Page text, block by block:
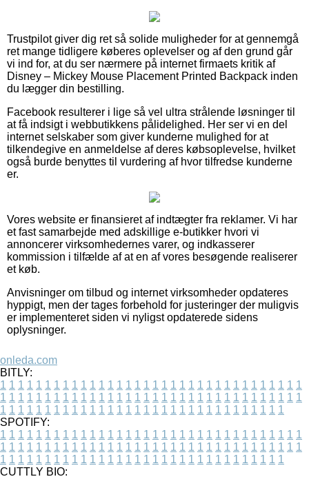
Trustpilot giver dig ret så solide muligheder for at gennemgå
ret mange tidligere køberes oplevelser og af den grund går
vi ind for, at du ser nærmere på internet firmaets kritik af
Disney – Mickey Mouse Placement Printed Backpack inden
du lægger din bestilling.
Facebook resulterer i lige så vel ultra strålende løsninger til
at få indsigt i webbutikkens pålidelighed. Her ser vi en del
internet selskaber som giver kunderne mulighed for at
tilkendegive en anmeldelse af deres købsoplevelse, hvilket
også burde benyttes til vurdering af hvor tilfredse kunderne
er.
Vores website er finansieret af indtægter fra reklamer. Vi har
et fast samarbejde med adskillige e-butikker hvori vi
annoncerer virksomhedernes varer, og indkasserer
kommission i tilfælde af at en af vores besøgende realiserer
et køb.
Anvisninger om tilbud og internet virksomheder opdateres
hyppigt, men der tages forbehold for justeringer der muligvis
er implementeret siden vi nyligst opdaterede sidens
oplysninger.
onleda.com
BITLY:
1 1 1 1 1 1 1 1 1 1 1 1 1 1 1 1 1 1 1 1 1 1 1 1 1 1 1 1 1 1 1 1 1 1
1 1 1 1 1 1 1 1 1 1 1 1 1 1 1 1 1 1 1 1 1 1 1 1 1 1 1 1 1 1 1 1 1 1
1 1 1 1 1 1 1 1 1 1 1 1 1 1 1 1 1 1 1 1 1 1 1 1 1 1 1 1 1 1 1 1
SPOTIFY:
1 1 1 1 1 1 1 1 1 1 1 1 1 1 1 1 1 1 1 1 1 1 1 1 1 1 1 1 1 1 1 1 1 1
1 1 1 1 1 1 1 1 1 1 1 1 1 1 1 1 1 1 1 1 1 1 1 1 1 1 1 1 1 1 1 1 1 1
1 1 1 1 1 1 1 1 1 1 1 1 1 1 1 1 1 1 1 1 1 1 1 1 1 1 1 1 1 1 1 1
CUTTLY BIO: